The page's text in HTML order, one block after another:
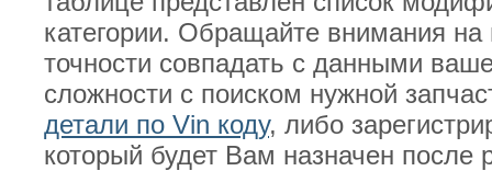
категории. Обращайте внимания
точности совпадать с данными
сложности с поиском нужной
детали по Vin коду, либо
который будет Вам назначен после